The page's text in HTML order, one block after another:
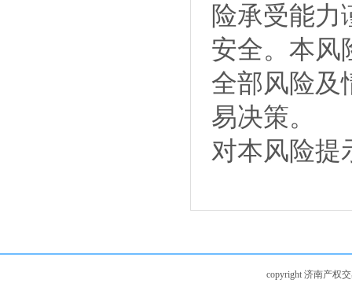
险承受能力
安全。本风
全部风险及
易决策。
对本风险提
copyright 济南产权